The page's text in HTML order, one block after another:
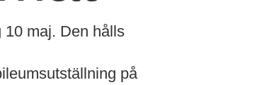
maj. Den hålls
på